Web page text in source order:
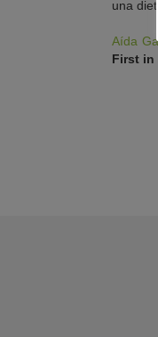
una
Aída
First in